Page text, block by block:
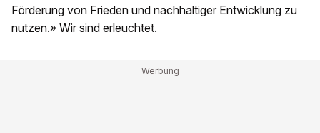
Förderung von Frieden und nachhaltiger Entwicklung zu
nutzen.» Wir sind erleuchtet.